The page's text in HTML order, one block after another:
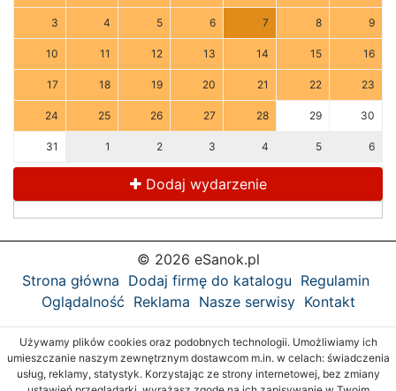
3 4 5 6 7 8 9
10 11 12 13 14 15 16
17 18 19 20 21 22 23
24 25 26 27 28 29 30
31 1 2 3 4 5 6
Dodaj wydarzenie
© 2026 eSanok.pl
Strona główna Dodaj firmę do katalogu Regulamin
Oglądalność Reklama Nasze serwisy Kontakt
Używamy plików cookies oraz podobnych technologii. Umożliwiamy ich
umieszczanie naszym zewnętrznym dostawcom m.in. w celach: świadczenia
usług, reklamy, statystyk. Korzystając ze strony internetowej, bez zmiany